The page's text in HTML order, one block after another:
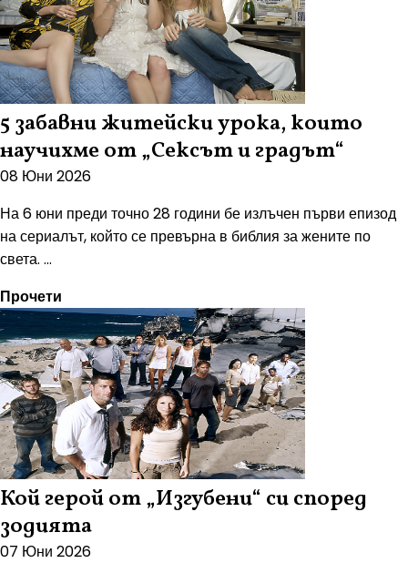
5 забавни житейски урока, които
научихме от „Сексът и градът“
08 Юни 2026
На 6 юни преди точно 28 години бе излъчен първи епизод
на сериалът, който се превърна в библия за жените по
света. ...
Прочети
Кой герой от „Изгубени“ си според
зодията
07 Юни 2026